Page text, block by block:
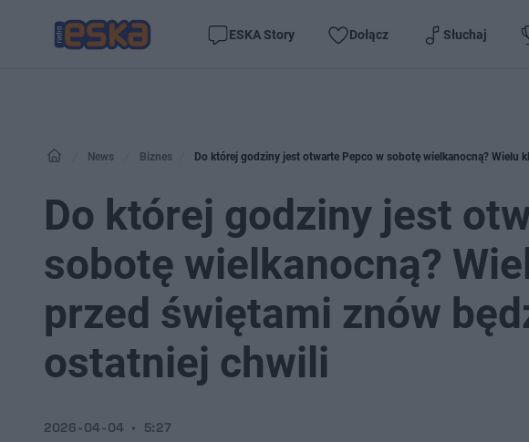
ESKA Story Dołącz Słuchaj
News Biznes
Do której godziny jest
sobotę wielkanocną?
przed świętami znów
ostatniej chwili
2026-04-04 5:27